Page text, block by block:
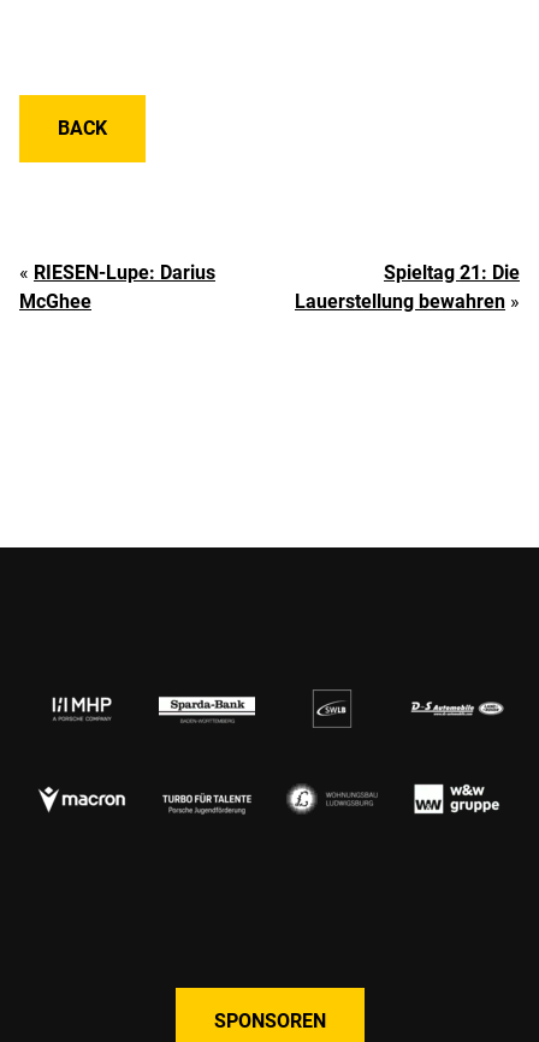
BACK
« RIESEN-Lupe: Darius
McGhee
Spieltag 21: Die
Lauerstellung bewahren »
SPONSOREN